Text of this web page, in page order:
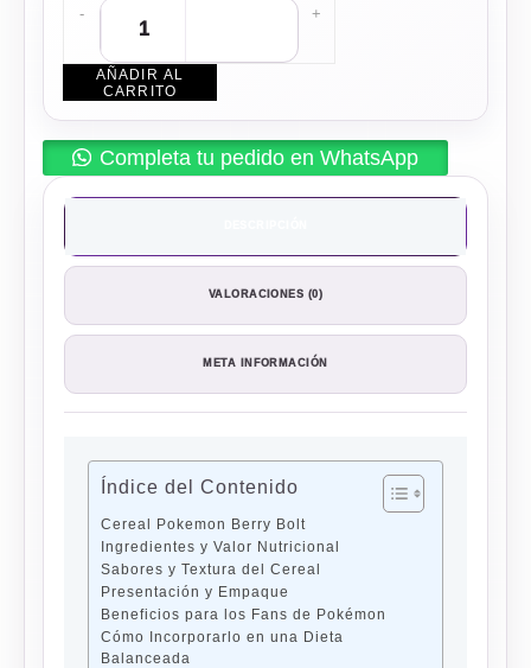
- +
AÑADIR AL
CARRITO
Completa tu pedido en WhatsApp
VALORACIONES (0)
META INFORMACIÓN
Índice del Contenido
Cereal Pokemon Berry Bolt
Ingredientes y Valor Nutricional
Sabores y Textura del Cereal
Presentación y Empaque
Beneficios para los Fans de Pokémon
Cómo Incorporarlo en una Dieta
Balanceada